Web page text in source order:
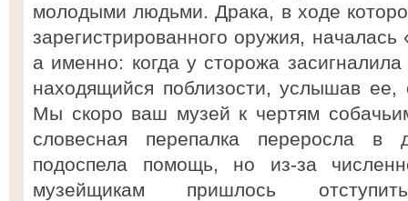
молодыми людьми. Драка, в ходе
зарегистрированного оружия,
а именно: когда у сторожа
находящийся поблизости, услышав ее,
Мы скоро ваш музей к чертям
словесная перепалка переросла в
подоспела помощь, но из-за
музейщикам пришлось